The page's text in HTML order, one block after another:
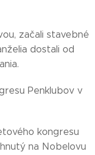
začali stavebné
dostali od
Penklubov v
kongresu
na Nobelovu